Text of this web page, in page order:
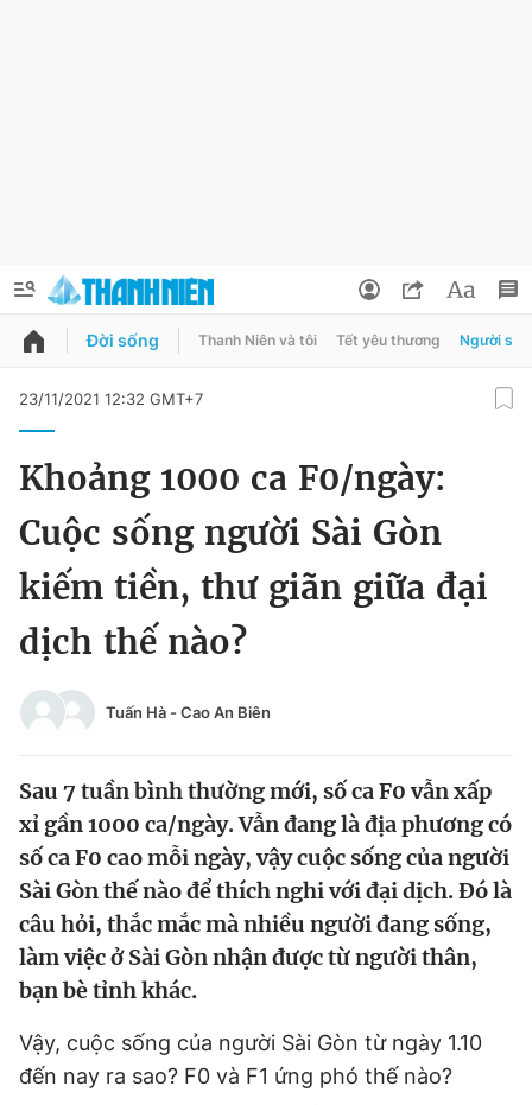
QUẢNG CÁO ĐẶT BÁO
Chuyên mục khác
Chào ngày mới Tin 24h
Tin thị trường
Sản phẩm khác
Tiện ích Bạn cần biết
Thông tin tòa soạn Liên hệ quảng cáo
Đổi mật khẩu
Tin đã lưu
Tin đã xem
Đăng xuất
Đời sống Thanh Niên và tôi Tết yêu thương Người
23/11/2021 12:32 GMT+7
Khoảng 1000 ca F0/ngày:
Cuộc sống người Sài Gòn
kiếm tiền, thư giãn giữa đại
dịch thế nào?
Tuấn Hà - Cao An Biên
Sau 7 tuần bình thường mới, số ca F0 vẫn xấp
xỉ gần 1000 ca/ngày. Vẫn đang là địa phương có
số ca F0 cao mỗi ngày, vậy cuộc sống của người
Sài Gòn thế nào để thích nghi với đại dịch. Đó là
câu hỏi, thắc mắc mà nhiều người đang sống,
làm việc ở Sài Gòn nhận được từ người thân,
bạn bè tỉnh khác.
Vậy, cuộc sống của người Sài Gòn từ ngày 1.10
đến nay ra sao? F0 và F1 ứng phó thế nào?